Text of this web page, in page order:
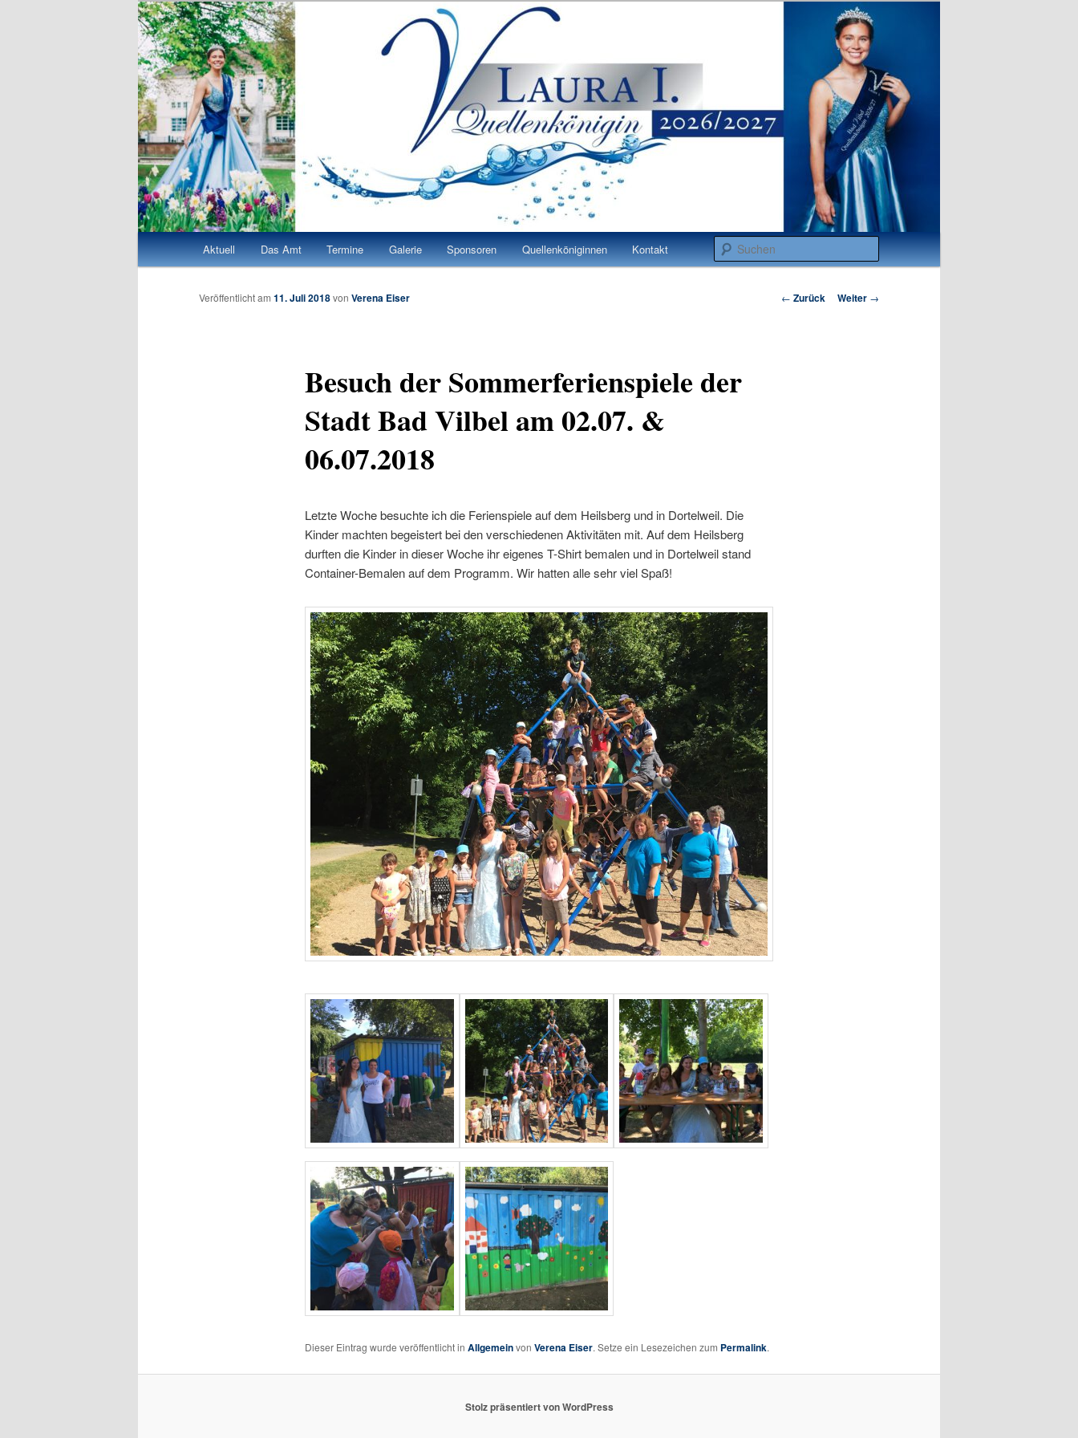
Quellenkönigin Bad Vilbel
Quellenkönigin Bad Vilbel 2026/27 Laura I.
Suchen
Hauptmenü Aktuell Das Amt Termine Galerie Sponsoren Quellenköniginnen Kontakt
Beitragsnavigation
← Zurück Weiter →
Besuch der Sommerferienspiele der
Stadt Bad Vilbel am 02.07. &
06.07.2018
Veröffentlicht am 11. Juli 2018von Verena Eiser
Letzte Woche besuchte ich die Ferienspiele auf dem Heilsberg und in Dortelweil. Die
Kinder machten begeistert bei den verschiedenen Aktivitäten mit. Auf dem Heilsberg
durften die Kinder in dieser Woche ihr eigenes T-Shirt bemalen und in Dortelweil stand
Container-Bemalen auf dem Programm. Wir hatten alle sehr viel Spaß!
Dieser Eintrag wurde veröffentlicht in Allgemeinvon Verena Eiser. Setze ein Lesezeichen zum Permalink.
Stolz präsentiert von WordPress